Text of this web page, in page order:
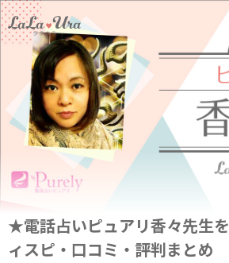
★電話占いピュアリ香々先生
ィスピ・口コミ・評判まとめ